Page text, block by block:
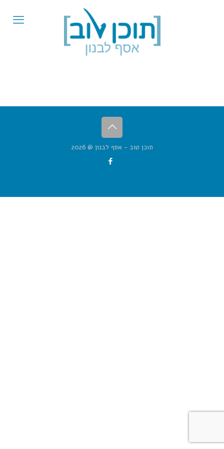
תוכן טוב - אסף לבנון @ 2026